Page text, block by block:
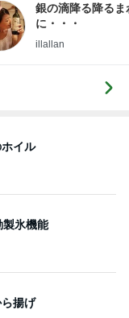
銀の滴降る降るま
に・・・
illallan
イル
製氷機能
揚げ